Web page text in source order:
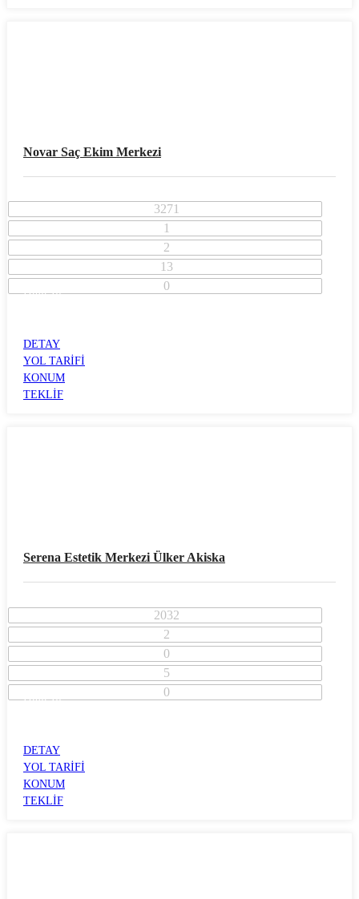
Novar Saç Ekim Merkezi
3271
1
2
13
0
İzmir İli
DETAY
YOL TARİFİ
KONUM
TEKLİF
Serena Estetik Merkezi Ülker Akiska
2032
2
0
5
0
İzmir İli
DETAY
YOL TARİFİ
KONUM
TEKLİF